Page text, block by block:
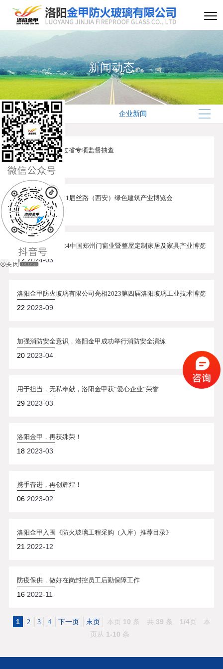
新闻动态
企业新闻
洛阳金甲顺利通过省专项监督抽查
172024-05
洛阳金甲亮相第21届丝路（西安）绿色建筑产业博览会
232024-04
洛阳金甲参加2024中国郑州门窗业暨整屋定制家居及家具产业博览会
122024-03
洛阳金甲防火玻璃有限公司亮相2023第四届洛阳玻璃工业技术博览会
22 2023-09
加强消防安全意识，洛阳金甲成功举行消防安全演练
202023-04
用于担当，无私奉献，洛阳金甲获“爱心企业”荣誉
292023-03
洛阳金甲，再获殊荣！
182023-03
携手奋进，再创辉煌！
062023-02
洛阳金甲入围《防火玻璃工程采购（入库）推荐目录》
21 2022-12
防疫保供，做好在岗封控员工后勤保障工作
162022-11
1 2 3 4 下一页 末页 本页 10 条 共 39 条 1/4页
本
页从 1-10 条